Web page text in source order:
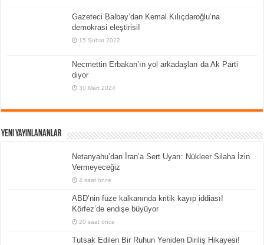
Gazeteci Balbay’dan Kemal Kılıçdaroğlu’na
demokrasi eleştirisi!
15 Şubat 2022
Necmettin Erbakan’ın yol arkadaşları da Ak Parti
diyor
30 Mart 2024
Yeni Yayınlananlar
Netanyahu’dan İran’a Sert Uyarı: Nükleer Silaha İzin
Vermeyeceğiz
4 saat önce
ABD’nin füze kalkanında kritik kayıp iddiası!
Körfez’de endişe büyüyor
20 saat önce
Tutsak Edilen Bir Ruhun Yeniden Diriliş Hikayesi!